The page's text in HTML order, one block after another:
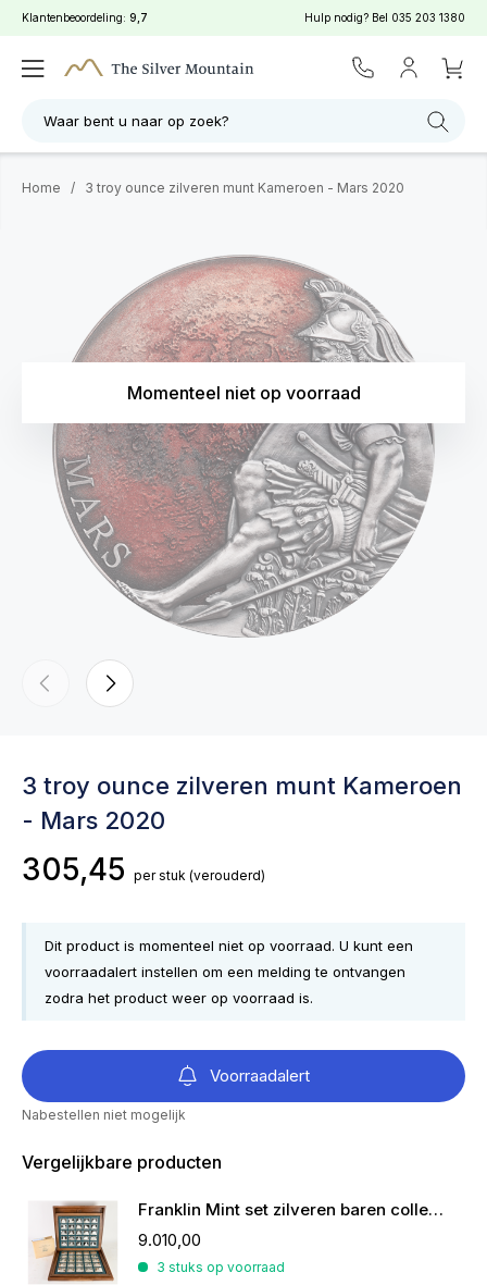
Klantenbeoordeling: 9,7 Hulp nodig? Bel 035 203 1380
Waar bent u naar op zoek?
Home / 3 troy ounce zilveren munt Kameroen - Mars 2020
Momenteel niet op voorraad
3 troy ounce zilveren munt Kameroen
- Mars 2020
305,45 per stuk (verouderd)
Dit product is momenteel niet op voorraad. U kunt een
voorraadalert instellen om een melding te ontvangen
zodra het product weer op voorraad is.
Voorraadalert
Nabestellen niet mogelijk
Vergelijkbare producten
Franklin Mint set zilveren baren collectie van de mooiste zeilschepen
9.010,00
3 stuks op voorraad